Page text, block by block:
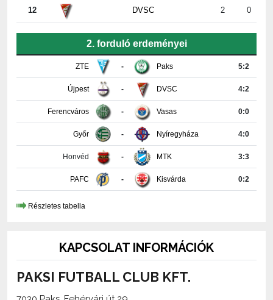
ZTE - Paks
Újpest DVSC 4:2
Ferencváros Vasas 0:0
Győr Nyíregyháza 4:0
Honvéd MTK 3:3
PAFC Kisvárda 0:2
Részletes tabella
PAKSI FUTBALL CLUB KFT.
7030 Paks, Fehérvári út 29.